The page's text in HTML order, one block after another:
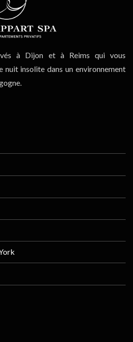
à Dijon et à Reims qui vous
nuit insolite dans un environnement